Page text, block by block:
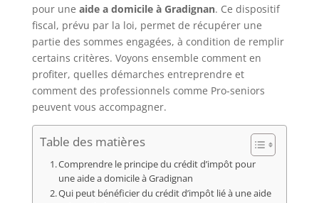
pour une aide a domicile à Gradignan. Ce dispositif
fiscal, prévu par la loi, permet de récupérer une
partie des sommes engagées, à condition de remplir
certains critères. Voyons ensemble comment en
profiter, quelles démarches entreprendre et
comment des professionnels comme Pro-seniors
peuvent vous accompagner.
Table des matières
Comprendre le principe du crédit d’impôt pour
une aide a domicile à Gradignan
Qui peut bénéficier du crédit d’impôt lié à une aide